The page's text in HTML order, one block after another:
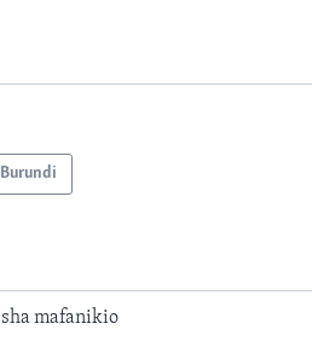
Burundi
mafanikio